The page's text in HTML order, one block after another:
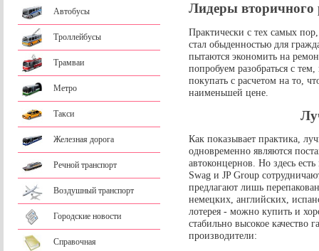
Автобусы
Троллейбусы
Трамваи
Метро
Такси
Железная дорога
Речной транспорт
Воздушный транспорт
Городские новости
Справочная
Лидеры вторичного
Практически с тех самых
стал обыденностью для
пытаются экономить на
попробуем разобраться с
покупать с расчетом на то,
наименьшей цене.
Как показывает практика,
одновременно являются
автоконцернов. Но здесь
Swag и JP Group
предлагают лишь
немецких, английских,
лотерея - можно купить и
стабильно высокое качество
производители: